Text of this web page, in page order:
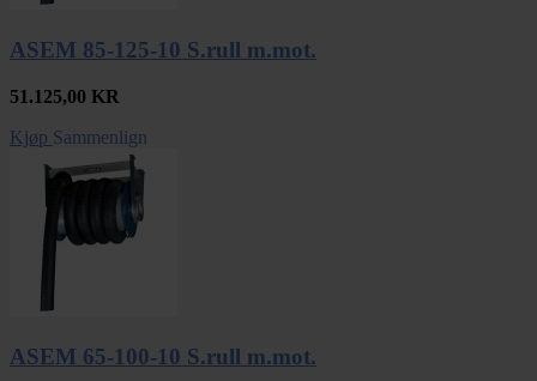
ASEM 85-125-10 S.rull m.mot.
51.125,00 KR
Kjøp Sammenlign
ASEM 65-100-10 S.rull m.mot.